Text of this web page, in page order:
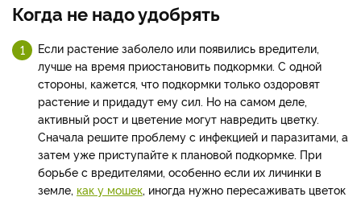
Когда не надо удобрять
Если растение заболело или появились вредители,
лучше на время приостановить подкормки. С одной
стороны, кажется, что подкормки только оздоровят
растение и придадут ему сил. Но на самом деле,
активный рост и цветение могут навредить цветку.
Сначала решите проблему с инфекцией и паразитами, а
затем уже приступайте к плановой подкормке. При
борьбе с вредителями, особенно если их личинки в
земле, как у мошек, иногда нужно пересаживать цветок